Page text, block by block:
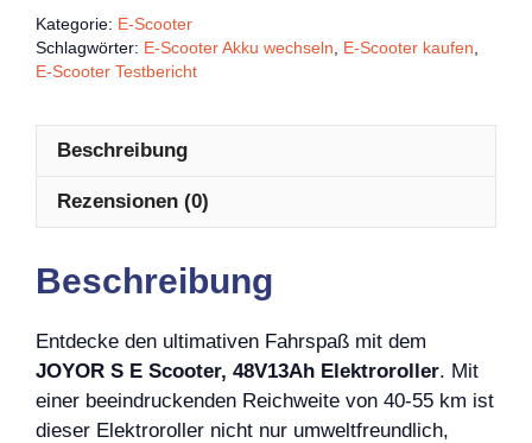
Kategorie: E-Scooter
Schlagwörter: E-Scooter Akku wechseln E-Scooter kaufen
E-Scooter Testbericht
Beschreibung
Rezensionen (0)
Beschreibung
Entdecke den ultimativen Fahrspaß mit dem
JOYOR S E Scooter, 48V13Ah Elektroroller. Mit
einer beeindruckenden Reichweite von 40-55 km ist
dieser Elektroroller nicht nur umweltfreundlich,